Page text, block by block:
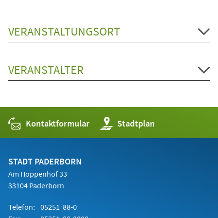
VERANSTALTUNGSORT
VERANSTALTER
Kontaktformular Stadtplan
(Öffnet
in
einem
STADT PADERBORN
Am Hoppenhof 33
33104 Paderborn
Telefon: 05251 88-0